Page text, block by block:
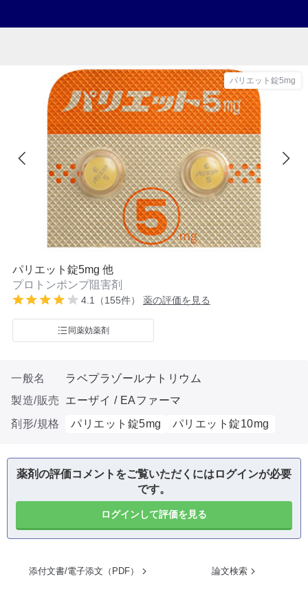
パリエット錠5mg
パリエット錠5mg 他
プロトンポンプ阻害剤
4.1（155件） 薬の評価を見る
同薬効薬剤
一般名
ラベプラゾールナトリウム
製造/販売
エーザイ / EAファーマ
剤形/規格
パリエット錠5mg パリエット錠10mg
薬剤の評価コメントをご覧いただくにはログインが必要
です。
ログインして評価を見る
添付文書/電子添文（PDF） 論文検索